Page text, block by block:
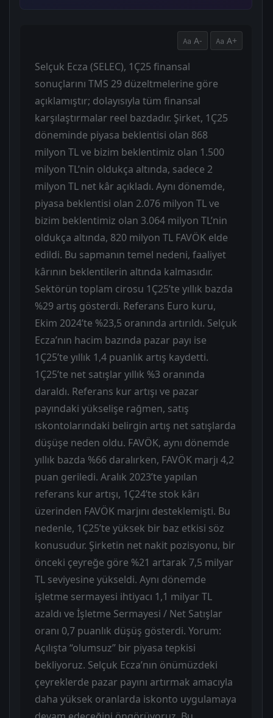
A- A+
Selçuk Ecza (SELEC), 1Ç25 finansal
sonuçlarını TMS 29 düzeltmelerine göre
açıklamıştır; dolayısıyla tüm finansal
karşılaştırmalar reel bazdadır. Şirket, 1Ç25
döneminde piyasa beklentisi olan 868
milyon TL ve bizim beklentimiz olan 1.500
milyon TL’nin oldukça altında, sadece 2
milyon TL net kâr açıkladı. Aynı dönemde,
piyasa beklentisi olan 2.076 milyon TL ve
bizim beklentimiz olan 3.064 milyon TL’nin
oldukça altında, 820 milyon TL FAVÖK elde
edildi. Bu sapmanın temel nedeni, faaliyet
kârının beklentilerin altında kalmasıdır.
Sektörün toplam cirosu 1Ç25’te yıllık bazda
%29 artış gösterdi. Referans Euro kuru,
Ekim 2024’te %23,5 oranında artırıldı. Selçuk
Ecza’nın hacim bazında pazar payı ise
1Ç25’te yıllık 1,4 puanlık artış kaydetti.
1Ç25’te net satışlar yıllık %3 oranında
daraldı. Referans kur artışı ve pazar
payındaki yükselişe rağmen, satış
ıskontolarındaki belirgin artış net satışlarda
düşüşe neden oldu. FAVÖK, aynı dönemde
yıllık bazda %66 daralırken, FAVÖK marjı 4,2
puan geriledi. Aralık 2023’te yapılan
referans kur artışı, 1Ç24’te stok kârı
üzerinden FAVÖK marjını desteklemişti. Bu
nedenle, 1Ç25’te yüksek bir baz etkisi söz
konusudur. Şirketin net nakit pozisyonu, bir
önceki çeyreğe göre %21 artarak 7,5 milyar
TL seviyesine yükseldi. Aynı dönemde
işletme sermayesi ihtiyacı 1,1 milyar TL
azaldı ve İşletme Sermayesi / Net Satışlar
oranı 0,7 puanlık düşüş gösterdi. Yorum:
Açılışta “olumsuz” bir piyasa tepkisi
bekliyoruz. Selçuk Ecza’nın önümüzdeki
çeyreklerde pazar payını artırmak amacıyla
daha yüksek oranlarda iskonto uygulamaya